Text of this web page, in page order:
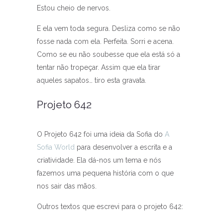
Estou cheio de nervos.
E ela vem toda segura. Desliza como se não
fosse nada com ela. Perfeita. Sorri e acena.
Como se eu não soubesse que ela está só a
tentar não tropeçar. Assim que ela tirar
aqueles sapatos… tiro esta gravata.
Projeto 642
O Projeto 642 foi uma ideia da Sofia do A
Sofia World para desenvolver a escrita e a
criatividade. Ela dá-nos um tema e nós
fazemos uma pequena história com o que
nos sair das mãos.
Outros textos que escrevi para o projeto 642: